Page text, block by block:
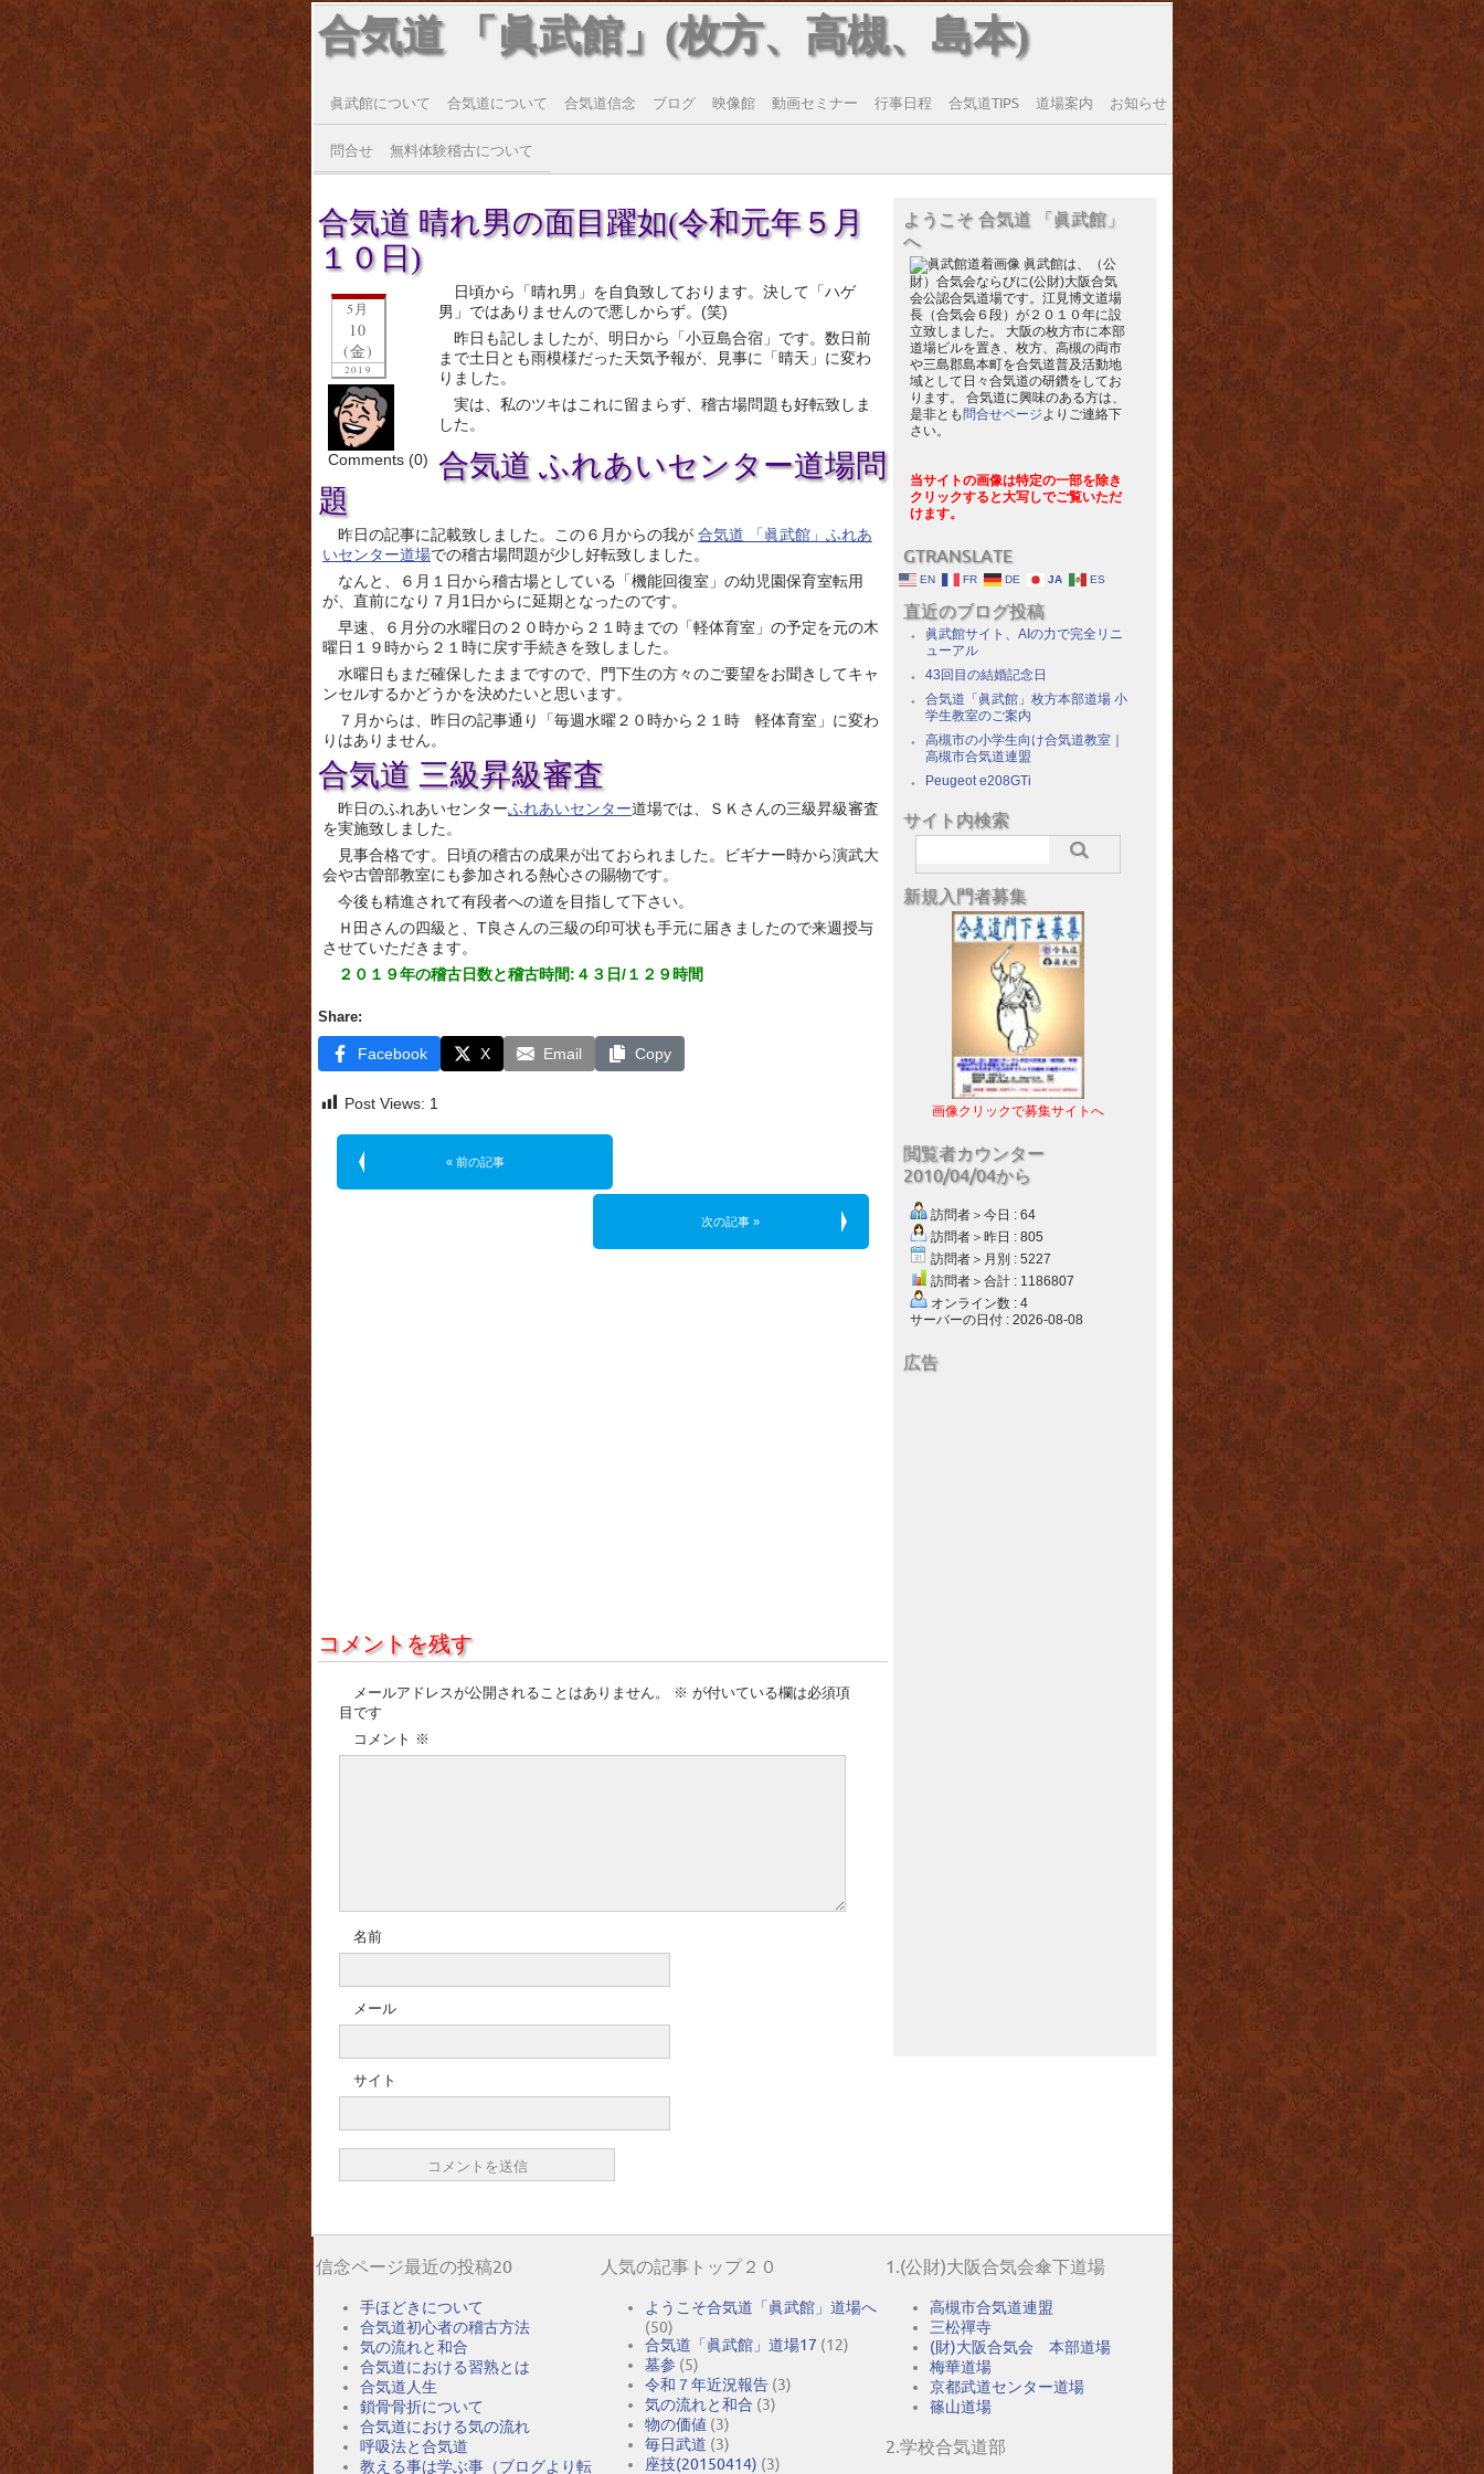
合気道 「眞武館」(枚方、高槻、島本)
眞武館について 合気道について 合気道信念 ブログ 映像館 動画セミナー 行事日程 合気道TIPS 道場案内 お知らせ
問合せ 無料体験稽古について
合気道 晴れ男の面目躍如(令和元年５月
１０日)
5月
10
(金)
2019
Comments (0)
日頃から「晴れ男」を自負致しております。決して「ハゲ
男」ではありませんので悪しからず。(笑)
昨日も記しましたが、明日から「小豆島合宿」です。数日前
まで土日とも雨模様だった天気予報が、見事に「晴天」に変わ
りました。
実は、私のツキはこれに留まらず、稽古場問題も好転致しま
した。
合気道 ふれあいセンター道場問
題
昨日の記事に記載致しました。この６月からの我が 合気道 「眞武館」ふれあ
いセンター道場での稽古場問題が少し好転致しました。
なんと、６月１日から稽古場としている「機能回復室」の幼児園保育室転用
が、直前になり７月1日からに延期となったのです。
早速、６月分の水曜日の２０時から２１時までの「軽体育室」の予定を元の木
曜日１９時から２１時に戻す手続きを致しました。
水曜日もまだ確保したままですので、門下生の方々のご要望をお聞きしてキャ
ンセルするかどうかを決めたいと思います。
７月からは、昨日の記事通り「毎週水曜２０時から２１時 軽体育室」に変わ
りはありません。
合気道 三級昇級審査
昨日のふれあいセンターふれあいセンター道場では、ＳＫさんの三級昇級審査
を実施致しました。
見事合格です。日頃の稽古の成果が出ておられました。ビギナー時から演武大
会や古曽部教室にも参加される熱心さの賜物です。
今後も精進されて有段者への道を目指して下さい。
Ｈ田さんの四級と、T良さんの三級の印可状も手元に届きましたので来週授与
させていただきます。
２０１９年の稽古日数と稽古時間:４３日/１２９時間
Share:
Facebook X Email Copy
Post Views: 1
« 前の記事
次の記事 »
コメントを残す
メールアドレスが公開されることはありません。 ※ が付いている欄は必須項
目です
コメント ※
名前
メール
サイト
ようこそ 合気道 「眞武館」
へ
眞武館は、（公
財）合気会ならびに(公財)大阪合気
会公認合気道場です。江見博文道場
長（合気会６段）が２０１０年に設
立致しました。 大阪の枚方市に本部
道場ビルを置き、枚方、高槻の両市
や三島郡島本町を合気道普及活動地
域として日々合気道の研鑽をしてお
ります。 合気道に興味のある方は、
是非とも 問合せページよりご連絡下
さい。
当サイトの画像は特定の一部を除き
クリックすると大写しでご覧いただ
けます。
GTRANSLATE
EN FR DE JA ES
直近のブログ投稿
眞武館サイト、AIの力で完全リニ
ューアル
43回目の結婚記念日
合気道「眞武館」枚方本部道場 小
学生教室のご案内
高槻市の小学生向け合気道教室｜
高槻市合気道連盟
Peugeot e208GTi
サイト内検索
新規入門者募集
画像クリックで募集サイトへ
閲覧者カウンター
2010/04/04から
訪問者＞今日 : 64
訪問者＞昨日 : 805
訪問者＞月別 : 5227
訪問者＞合計 : 1186807
オンライン数 : 4
サーバーの日付 : 2026-08-08
広告
信念ページ最近の投稿20
手ほどきについて
合気道初心者の稽古方法
気の流れと和合
合気道における習熟とは
合気道人生
鎖骨骨折について
合気道における気の流れ
呼吸法と合気道
教える事は学ぶ事（ブログより転
人気の記事トップ２０
ようこそ合気道「眞武館」道場へ
(50)
合気道「眞武館」道場17 (12)
墓参 (5)
令和７年近況報告 (3)
気の流れと和合 (3)
物の価値 (3)
毎日武道 (3)
座技(20150414) (3)
1.(公財)大阪合気会傘下道場
高槻市合気道連盟
三松禪寺
(財)大阪合気会 本部道場
梅華道場
京都武道センター道場
篠山道場
2.学校合気道部